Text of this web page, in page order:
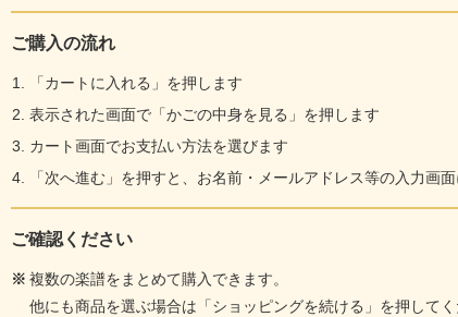
ご購入の流れ
「カートに入れる」を押します
表示された画面で「かごの中身を見る」を押します
カート画面でお支払い方法を選びます
「次へ進む」を押すと、お名前・メールアドレス等の入力画
ご確認ください
※ 複数の楽譜をまとめて購入できます。
他にも商品を選ぶ場合は「ショッピングを続ける」を押してく